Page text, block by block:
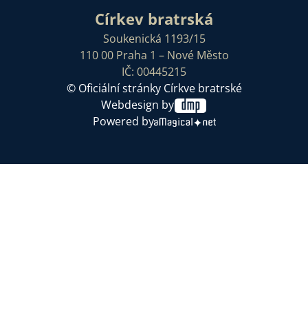
Církev bratrská
Soukenická 1193/15
110 00 Praha 1 – Nové Město
IČ: 00445215
© Oficiální stránky Církve bratrské
Webdesign by
Powered by